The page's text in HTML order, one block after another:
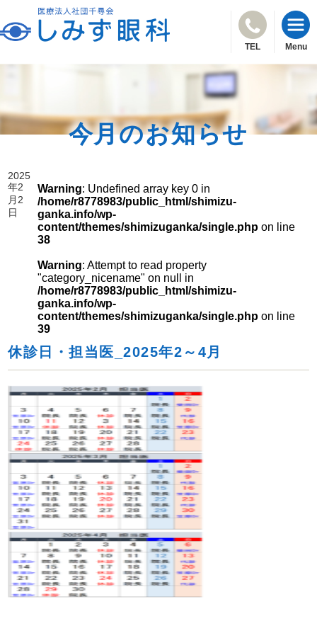
TEL Menu
今月のお知らせ
2025
年2
月2
日
Warning: Undefined array key 0 in
/home/r8778983/public_html/shimizu-
ganka.info/wp-
content/themes/shimizuganka/single.php on line
38
Warning: Attempt to read property
"category_nicename" on null in
/home/r8778983/public_html/shimizu-
ganka.info/wp-
content/themes/shimizuganka/single.php on line
39
休診日・担当医_2025年2～4月